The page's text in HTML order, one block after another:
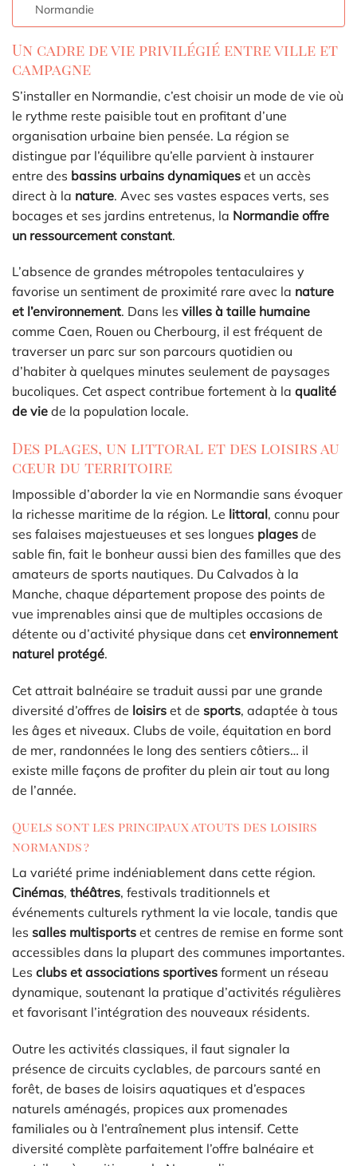
Normandie
Un cadre de vie privilégié entre ville et
campagne
S’installer en Normandie, c’est choisir un mode de vie où
le rythme reste paisible tout en profitant d’une
organisation urbaine bien pensée. La région se
distingue par l’équilibre qu’elle parvient à instaurer
entre des bassins urbains dynamiques et un accès
direct à la nature. Avec ses vastes espaces verts, ses
bocages et ses jardins entretenus, la Normandie offre
un ressourcement constant.
L’absence de grandes métropoles tentaculaires y
favorise un sentiment de proximité rare avec la nature
et l’environnement. Dans les villes à taille humaine
comme Caen, Rouen ou Cherbourg, il est fréquent de
traverser un parc sur son parcours quotidien ou
d’habiter à quelques minutes seulement de paysages
bucoliques. Cet aspect contribue fortement à la qualité
de vie de la population locale.
Des plages, un littoral et des loisirs au
cœur du territoire
Impossible d’aborder la vie en Normandie sans évoquer
la richesse maritime de la région. Le littoral, connu pour
ses falaises majestueuses et ses longues plages de
sable fin, fait le bonheur aussi bien des familles que des
amateurs de sports nautiques. Du Calvados à la
Manche, chaque département propose des points de
vue imprenables ainsi que de multiples occasions de
détente ou d’activité physique dans cet environnement
naturel protégé.
Cet attrait balnéaire se traduit aussi par une grande
diversité d’offres de loisirs et de sports, adaptée à tous
les âges et niveaux. Clubs de voile, équitation en bord
de mer, randonnées le long des sentiers côtiers… il
existe mille façons de profiter du plein air tout au long
de l’année.
Quels sont les principaux atouts des loisirs
normands ?
La variété prime indéniablement dans cette région.
Cinémas, théâtres, festivals traditionnels et
événements culturels rythment la vie locale, tandis que
les salles multisports et centres de remise en forme sont
accessibles dans la plupart des communes importantes.
Les clubs et associations sportives forment un réseau
dynamique, soutenant la pratique d’activités régulières
et favorisant l’intégration des nouveaux résidents.
Outre les activités classiques, il faut signaler la
présence de circuits cyclables, de parcours santé en
forêt, de bases de loisirs aquatiques et d’espaces
naturels aménagés, propices aux promenades
familiales ou à l’entraînement plus intensif. Cette
diversité complète parfaitement l’offre balnéaire et